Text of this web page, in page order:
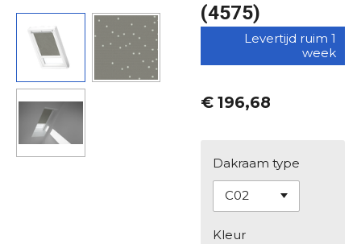
(4575)
Levertijd ruim 1
week
€ 196,68
Dakraam type
Kleur